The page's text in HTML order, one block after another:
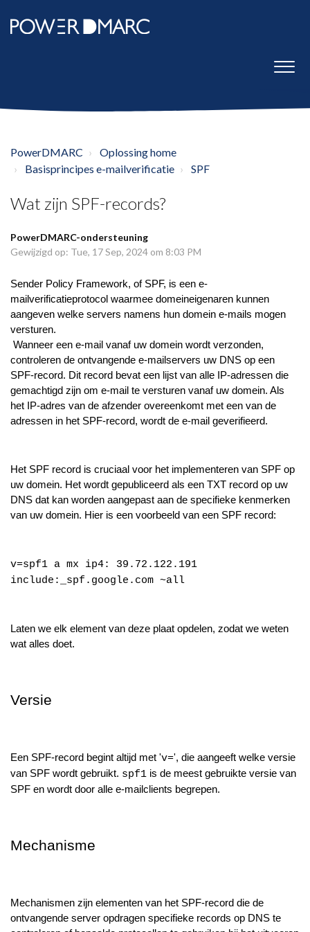
PowerDMARC
Oplossing home
Basisprincipes e-mailverificatie
SPF
Wat zijn SPF-records?
PowerDMARC-ondersteuning
Gewijzigd op: Tue, 17 Sep, 2024 om 8:03 PM
Sender Policy Framework, of SPF, is een e-
mailverificatieprotocol waarmee domeineigenaren kunnen
aangeven welke servers namens hun domein e-mails mogen
versturen.
Wanneer een e-mail vanaf uw domein wordt verzonden,
controleren de ontvangende e-mailservers uw DNS op een
SPF-record. Dit record bevat een lijst van alle IP-adressen die
gemachtigd zijn om e-mail te versturen vanaf uw domein. Als
het IP-adres van de afzender overeenkomt met een van de
adressen in het SPF-record, wordt de e-mail geverifieerd.
Het SPF record is cruciaal voor het implementeren van SPF op
uw domein. Het wordt gepubliceerd als een TXT record op uw
DNS dat kan worden aangepast aan de specifieke kenmerken
van uw domein. Hier is een voorbeeld van een SPF record:
v=spf1 a mx ip4: 39.72.122.191
include:_spf.google.com ~all
Laten we elk element van deze plaat opdelen, zodat we weten
wat alles doet.
Versie
Een SPF-record begint altijd met 'v=', die aangeeft welke versie
van SPF wordt gebruikt. spf1 is de meest gebruikte versie van
SPF en wordt door alle e-mailclients begrepen.
Mechanisme
Mechanismen zijn elementen van het SPF-record die de
ontvangende server opdragen specifieke records op DNS te